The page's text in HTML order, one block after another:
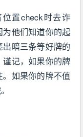
置check时去诈
他们知道你的起
暗三条等好牌的
记，如果你的牌
如果你的牌不值